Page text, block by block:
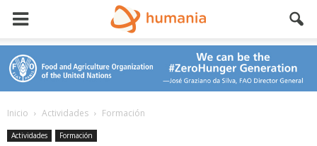
Inicio Actividades Formación
Actividades Formación